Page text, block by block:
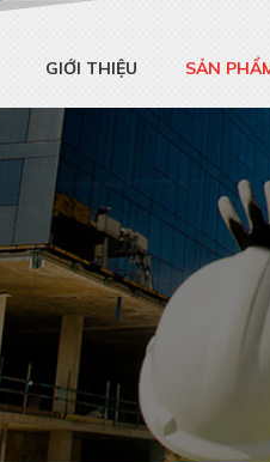
GIỚI THIỆU SẢN